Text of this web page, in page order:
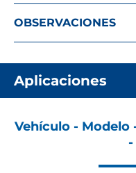
OBSERVACIONES
Aplicaciones
Vehículo - Modelo